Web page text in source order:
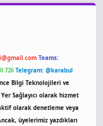
Teams:
726 Telegram: @karabul
Bilgi Teknolojileri ve
Sağlayıcı olarak hizmet
olarak denetleme veya
üyelerimiz yazdıkları